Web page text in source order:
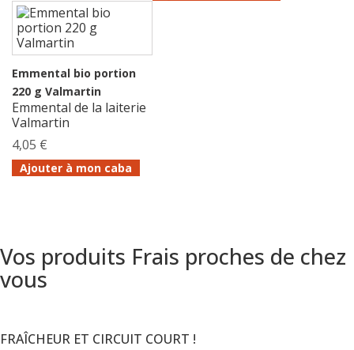
Emmental bio portion
220 g Valmartin
Emmental de la laiterie
Valmartin
4,05 €
Ajouter à mon caba
Vos produits Frais proches de chez
vous
FRAÎCHEUR ET CIRCUIT COURT !